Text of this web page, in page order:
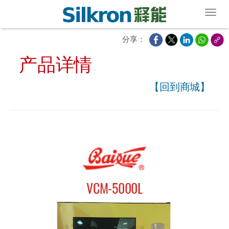
分享：
产品详情
【回到商城】
VCM-5000L